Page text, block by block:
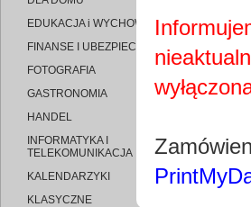
EDUKACJA i WYCHOWANIE
FINANSE I UBEZPIECZENIA
FOTOGRAFIA
GASTRONOMIA
HANDEL
INFORMATYKA I
TELEKOMUNIKACJA
KALENDARZYKI
KLASYCZNE